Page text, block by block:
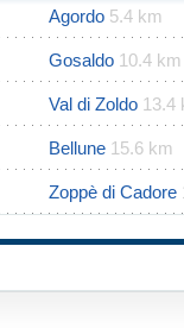
Agordo 5.4 km
Gosaldo 10.4 km
Val di Zoldo 13.4
Bellune 15.6 km
Zoppè di Cadore